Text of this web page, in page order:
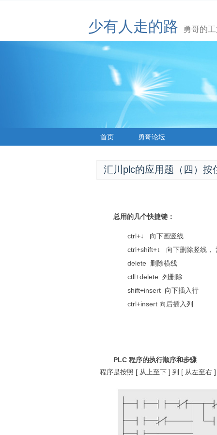
少有人走的路 勇哥的
首页 勇哥论坛
汇川plc的应用题（四）
总用的几个快捷键：
ctrl+↓ 向下画竖线
ctrl+shift+↓ 向下删除竖线，
delete 删除横线
ctll+delete 列删除
shift+insert 向下插入行
ctrl+insert 向后插入列
PLC程序的执行顺序和步骤
程序是按照 [ 从上至下]到 [ 从左至右